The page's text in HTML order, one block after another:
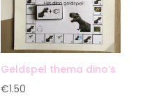
Geldspel thema dino’s
€1.50